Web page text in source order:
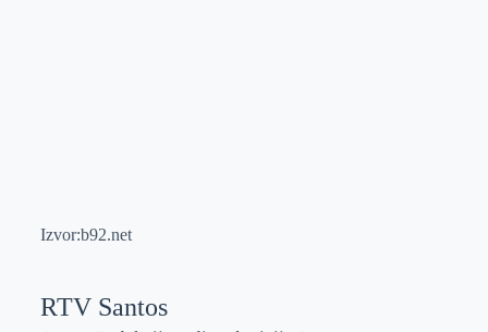
Izvor:b92.net
RTV Santos